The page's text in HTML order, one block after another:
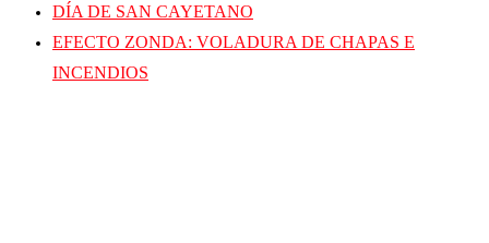
DÍA DE SAN CAYETANO
EFECTO ZONDA: VOLADURA DE CHAPAS E
INCENDIOS